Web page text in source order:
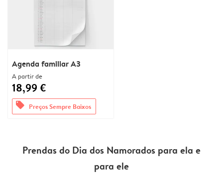
Agenda familiar A3
A partir de
18,99 €
offers Preços Sempre Baixos
Prendas do Dia dos Namorados para ela e
para ele